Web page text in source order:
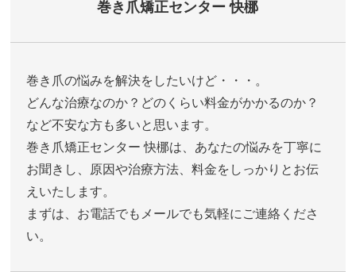
巻き爪矯正センター 快梛
巻き爪の悩みを解決をしたいけど・・・。
どんな治療なのか？どのくらい料金がかかるのか？
など不安な方も多いと思います。
巻き爪矯正センター 快梛は、あなたの悩みを丁寧に
お聞きし、原因や治療方法、料金をしっかりとお伝
えいたします。
まずは、お電話でもメールでも気軽にご連絡くださ
い。